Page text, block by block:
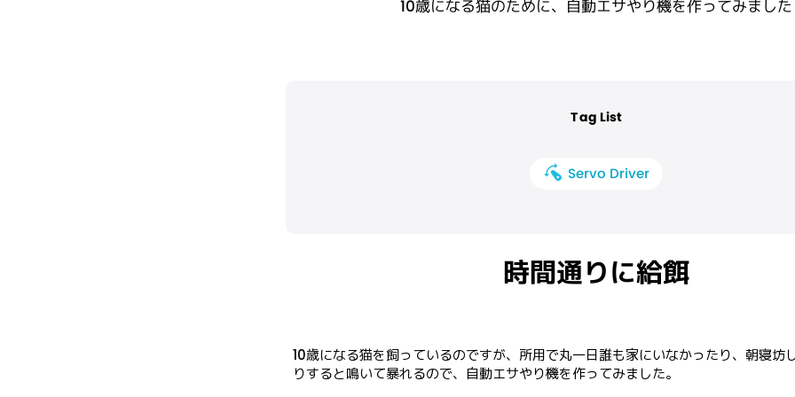
10歳になる猫のために、自動エサやり機を作ってみました
Tag List
Servo Driver
時間通りに給餌
10歳になる猫を飼っているのですが、所用で丸一日誰も家にいなかったり、朝寝坊
りすると鳴いて暴れるので、自動エサやり機を作ってみました。